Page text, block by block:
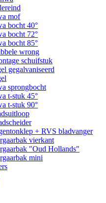
mof
bocht 40°
bocht 72°
bocht 85°
wrong
schuifstuk
gegalvaniseerd
sprongbocht
t-stuk 45°
t-stuk 90°
+ RVS bladvanger
vierkant
"Oud Hollands"
mini